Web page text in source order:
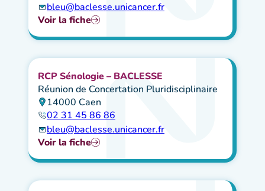
bleu@baclesse.unicancer.fr
Voir la fiche
RCP Sénologie – BACLESSE
Réunion de Concertation Pluridisciplinaire
14000 Caen
02 31 45 86 86
bleu@baclesse.unicancer.fr
Voir la fiche